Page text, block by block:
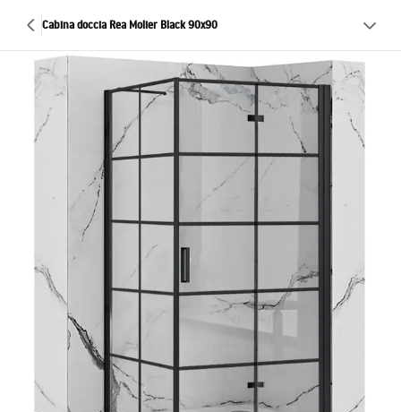
Cabina doccia Rea Molier Black 90x90